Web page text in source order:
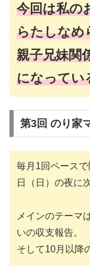
今回は私の
らたしなめ
親子兄妹関
になってい
第3回 のり家
毎月1回ペース
日（日）の夜に
メインのテーマ
いの収支報告。
そして10月以降